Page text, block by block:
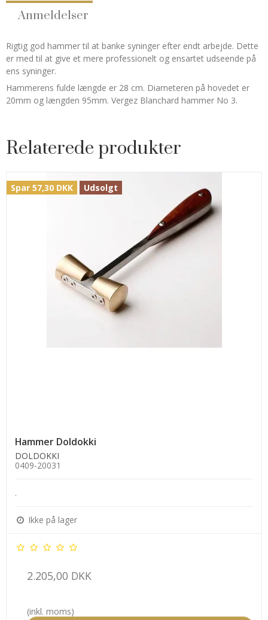
Anmeldelser
Rigtig god hammer til at banke syninger efter endt arbejde. Dette
er med til at give et mere professionelt og ensartet udseende på
ens syninger.
Hammerens fulde længde er 28 cm. Diameteren på hovedet er
20mm og længden 95mm. Vergez Blanchard hammer No 3.
Relaterede produkter
Spar 57,30 DKK Udsolgt
Hammer Doldokki
DOLDOKKI
0409-20031
.
Ikke på lager
2.205,00 DKK
(inkl. moms)